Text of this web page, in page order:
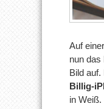
Auf
nun das
Bild
Billig-
in